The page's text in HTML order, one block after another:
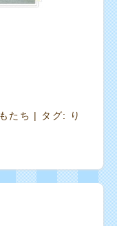
たち | タグ:
り